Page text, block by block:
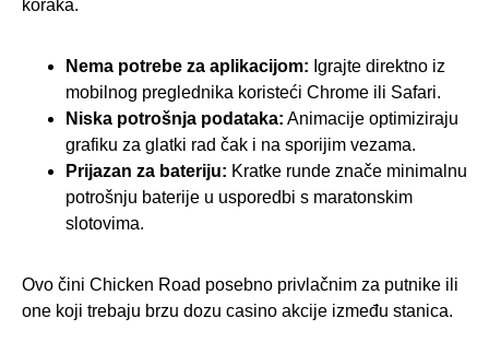
koraka.
Nema potrebe za aplikacijom: Igrajte direktno iz
mobilnog preglednika koristeći Chrome ili Safari.
Niska potrošnja podataka: Animacije optimiziraju
grafiku za glatki rad čak i na sporijim vezama.
Prijazan za bateriju: Kratke runde znače minimalnu
potrošnju baterije u usporedbi s maratonskim
slotovima.
Ovo čini Chicken Road posebno privlačnim za putnike ili
one koji trebaju brzu dozu casino akcije između stanica.